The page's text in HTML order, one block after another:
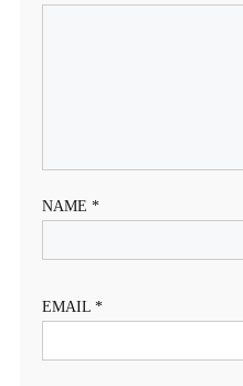
NAME *
EMAIL *